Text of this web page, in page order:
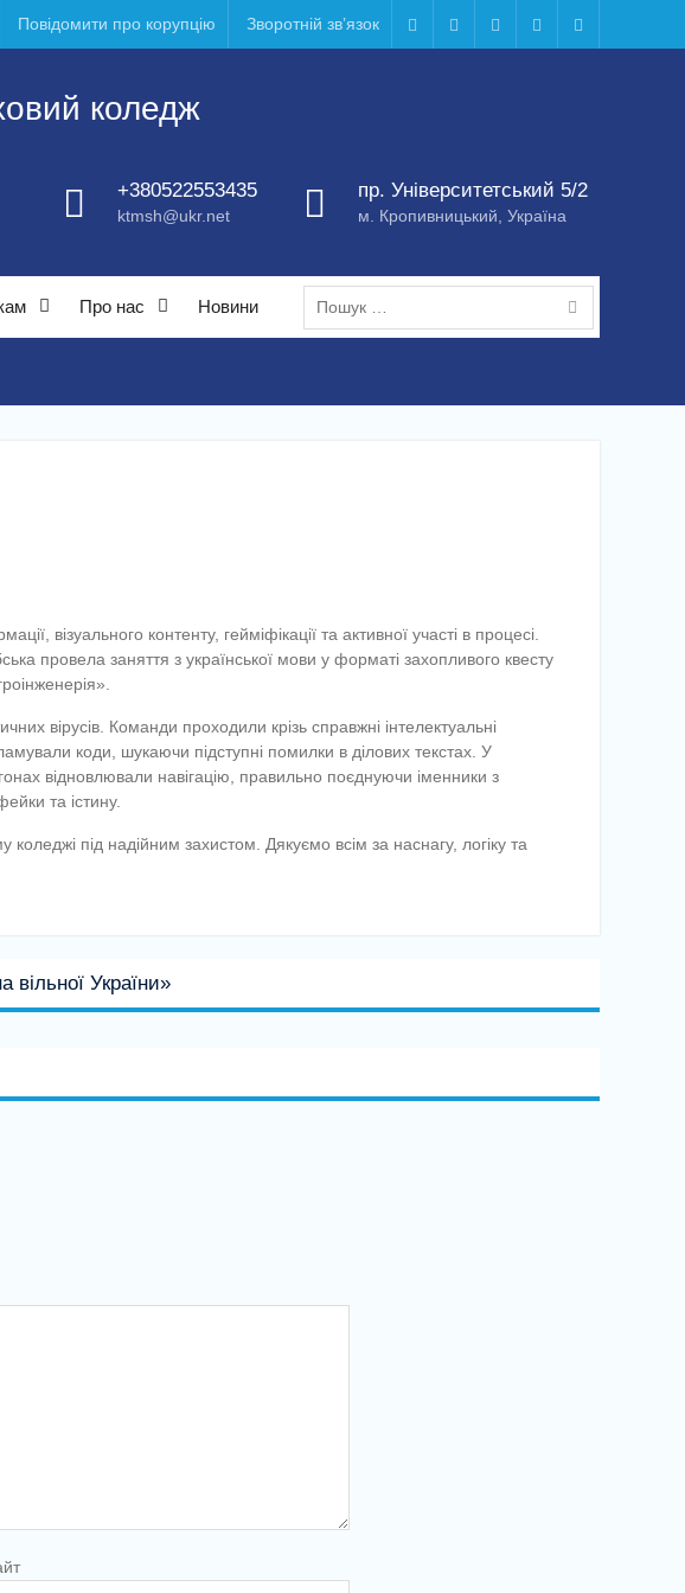
TelegramFacebookInstagram
X Youtube
Повідомити про корупцію Зворотній зв’язок
коледж
+380522553435
ktmsh@ukr.net
пр. Університетський 5/2
м. Кропивницький, Україна
Про нас Новини
Пошук:
візуального контенту, гейміфікації та активної участі в процесі.
провела заняття з української мови у форматі захопливого квесту
вірусів. Команди проходили крізь справжні інтелектуальні
коди, шукаючи підступні помилки в ділових текстах. У
відновлювали навігацію, правильно поєднуючи іменники з
та істину.
під надійним захистом. Дякуємо всім за наснагу, логіку та
вільної України»